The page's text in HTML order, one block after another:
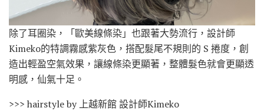
除了耳圈染，「歐美線條染」也跟著大勢流行，設計師
Kimeko的特調霧感紫灰色，搭配髮尾不規則的 S 捲度，創
造出輕盈空氣效果，讓線條染更顯著，整體髮色就會更顯透
明感，仙氣十足。
>>> hairstyle by 上越新館 設計師Kimeko